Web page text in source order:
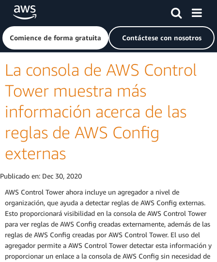
Saltar al contenido principal
Haga clic aquí para volver a la página de inicio de Amazon
Comience de forma gratuita Contáctese con nosotros
La consola de AWS Control
Tower muestra más
información acerca de las
reglas de AWS Config
externas
Publicado en: Dec 30, 2020
AWS Control Tower ahora incluye un agregador a nivel de
organización, que ayuda a detectar reglas de AWS Config externas.
Esto proporcionará visibilidad en la consola de AWS Control Tower
para ver reglas de AWS Config creadas externamente, además de las
reglas de AWS Config creadas por AWS Control Tower. El uso del
agregador permite a AWS Control Tower detectar esta información y
proporcionar un enlace a la consola de AWS Config sin necesidad de